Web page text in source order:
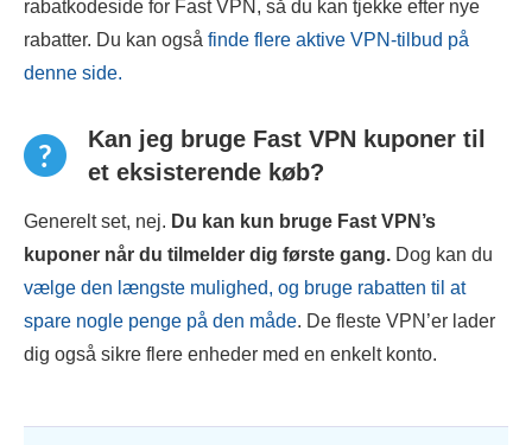
rabatkodeside for Fast VPN, så du kan tjekke efter nye
rabatter. Du kan også finde flere aktive VPN-tilbud på
denne side.
Kan jeg bruge Fast VPN kuponer til
et eksisterende køb?
Generelt set, nej. Du kan kun bruge Fast VPN ’s
kuponer når du tilmelder dig første gang. Dog kan du
vælge den længste mulighed, og bruge rabatten til at
spare nogle penge på den måde. De fleste VPN’er lader
dig også sikre flere enheder med en enkelt konto.